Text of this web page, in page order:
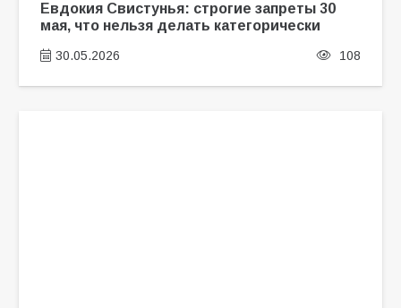
Евдокия Свистунья: строгие запреты 30
мая, что нельзя делать категорически
30.05.2026 108